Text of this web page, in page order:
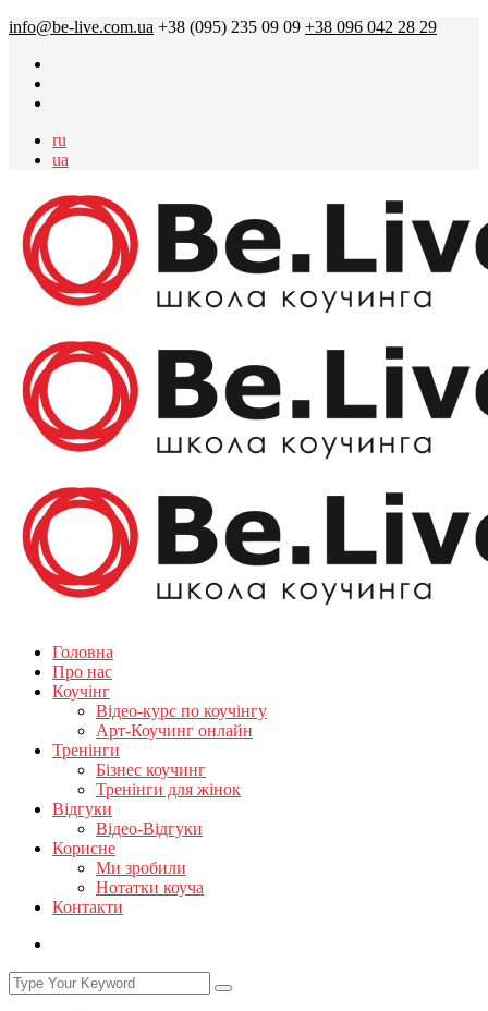
info@be-live.com.ua +38 (095) 235 09 09 +38 096 042 28 29
ru
ua
Головна
Про нас
Коучінг
Відео-курс по коучінгу
Арт-Коучинг онлайн
Тренінги
Бізнес коучинг
Тренінги для жінок
Відгуки
Відео-Відгуки
Корисне
Ми зробили
Нотатки коуча
Контакти